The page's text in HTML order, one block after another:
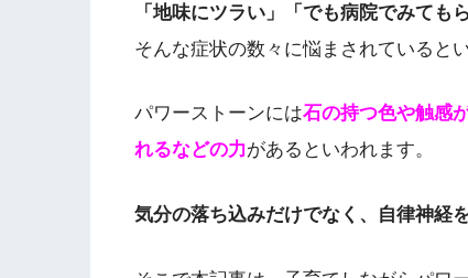
「地味にツラい」「でも病院でみても
そんな症状の数々に悩まされていると
パワーストーンには石の持つ色や触感
れるなどの力があるといわれます。
気分の落ち込みだけでなく、自律神経